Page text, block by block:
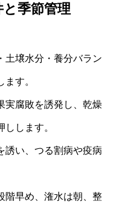
季節管理
土壌水分・養分バラン
す。
実腐敗を誘発し、乾燥
します。
誘い、つる割病や疫病
階早め、潅水は朝、整